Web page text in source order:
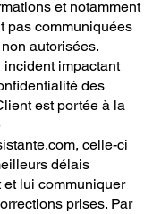
et notamment
pas communiquées
autorisées.
impactant
des
est portée à la
, celle-ci
délais
lui communiquer
prises. Par